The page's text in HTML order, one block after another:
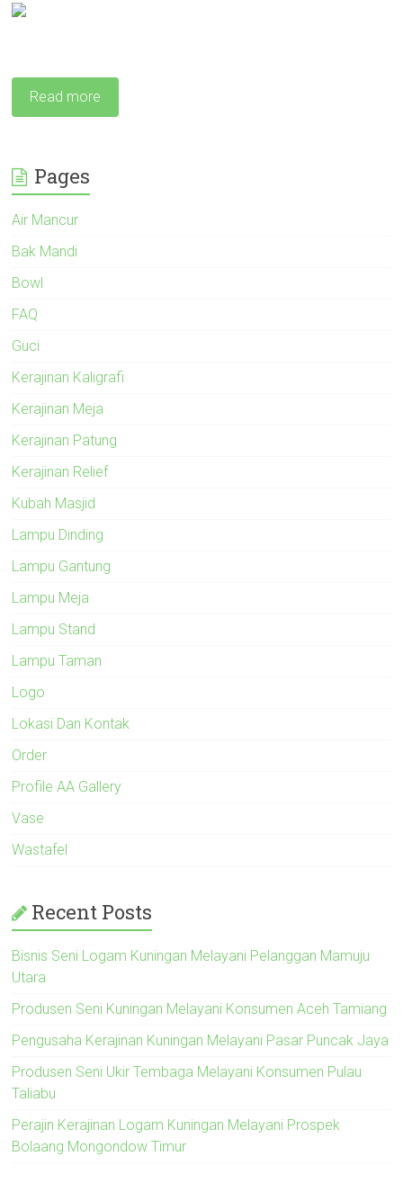
Read more
Pages
Air Mancur
Bak Mandi
Bowl
FAQ
Guci
Kerajinan Kaligrafi
Kerajinan Meja
Kerajinan Patung
Kerajinan Relief
Kubah Masjid
Lampu Dinding
Lampu Gantung
Lampu Meja
Lampu Stand
Lampu Taman
Logo
Lokasi Dan Kontak
Order
Profile AA Gallery
Vase
Wastafel
Recent Posts
Bisnis Seni Logam Kuningan Melayani Pelanggan Mamuju
Utara
Produsen Seni Kuningan Melayani Konsumen Aceh Tamiang
Pengusaha Kerajinan Kuningan Melayani Pasar Puncak Jaya
Produsen Seni Ukir Tembaga Melayani Konsumen Pulau
Taliabu
Perajin Kerajinan Logam Kuningan Melayani Prospek
Bolaang Mongondow Timur